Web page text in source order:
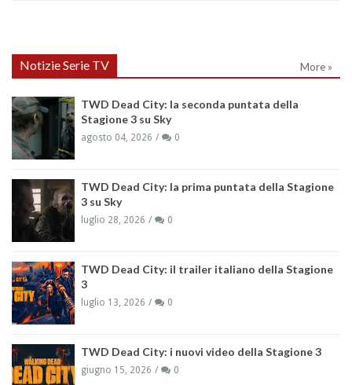
Notizie Serie TV More »
TWD Dead City: la seconda puntata della
Stagione 3 su Sky
agosto 04, 2026 0
TWD Dead City: la prima puntata della Stagione
3 su Sky
luglio 28, 2026 0
TWD Dead City: il trailer italiano della Stagione
3
luglio 13, 2026 0
TWD Dead City: i nuovi video della Stagione 3
giugno 15, 2026 0